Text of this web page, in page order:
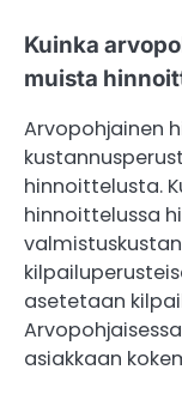
Kuinka
muista
Arvopohjainen
hinnoittelusta.
hinnoittelussa
asetetaan
asiakkaan